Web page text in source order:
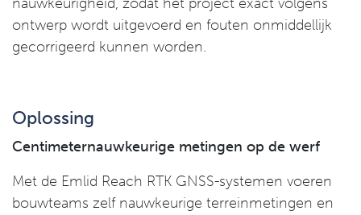
ontwerp wordt uitgevoerd en fouten onmiddellijk
gecorrigeerd kunnen worden.
Oplossing
Centimeternauwkeurige metingen op de werf
Met de Emlid Reach RTK GNSS-systemen voeren
bouwteams zelf nauwkeurige terreinmetingen en